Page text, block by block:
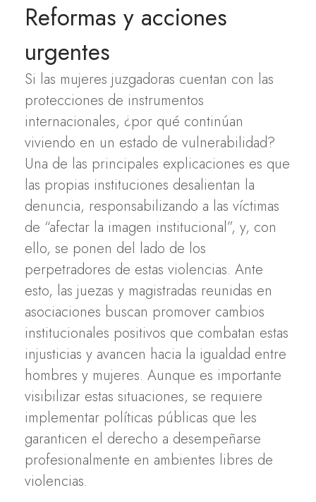
Reformas y acciones
urgentes
Si las mujeres juzgadoras cuentan con las
protecciones de instrumentos
internacionales, ¿por qué continúan
viviendo en un estado de vulnerabilidad?
Una de las principales explicaciones es que
las propias instituciones desalientan la
denuncia, responsabilizando a las víctimas
de “afectar la imagen institucional”, y, con
ello, se ponen del lado de los
perpetradores de estas violencias. Ante
esto, las juezas y magistradas reunidas en
asociaciones buscan promover cambios
institucionales positivos que combatan estas
injusticias y avancen hacia la igualdad entre
hombres y mujeres. Aunque es importante
visibilizar estas situaciones, se requiere
implementar políticas públicas que les
garanticen el derecho a desempeñarse
profesionalmente en ambientes libres de
violencias.